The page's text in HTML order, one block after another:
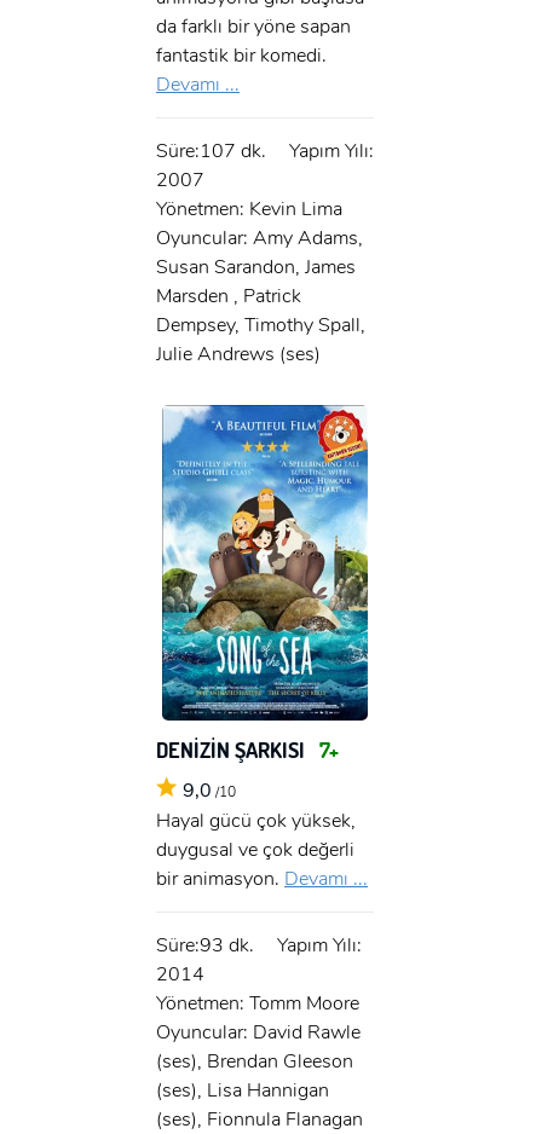
da farklı bir yöne sapan
fantastik bir komedi.
Devamı ...
Süre:107 dk.
Yapım Yılı:
2007
Yönetmen: Kevin Lima
Oyuncular: Amy Adams,
Susan Sarandon, James
Marsden , Patrick
Dempsey, Timothy Spall,
Julie Andrews (ses)
DENİZİN ŞARKISI 7+
9,0 /10
Hayal gücü çok yüksek,
duygusal ve çok değerli
bir animasyon. Devamı ...
Süre:93 dk.
Yapım Yılı:
2014
Yönetmen: Tomm Moore
Oyuncular: David Rawle
(ses), Brendan Gleeson
(ses), Lisa Hannigan
(ses), Fionnula Flanagan